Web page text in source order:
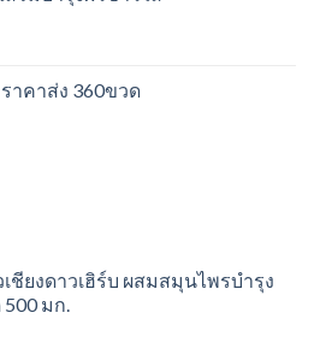
าคาส่ง 360ขวด
ชียงดาวเฮิร์บ ผสมสมุนไพรบำรุง
มก.